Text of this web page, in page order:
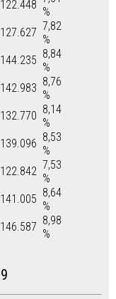
122.448
%
127.627 7,82
%
144.235 8,84
%
142.983 8,76
%
132.770 8,14
%
139.096 8,53
%
122.842 7,53
%
141.005 8,64
%
146.587 8,98
%